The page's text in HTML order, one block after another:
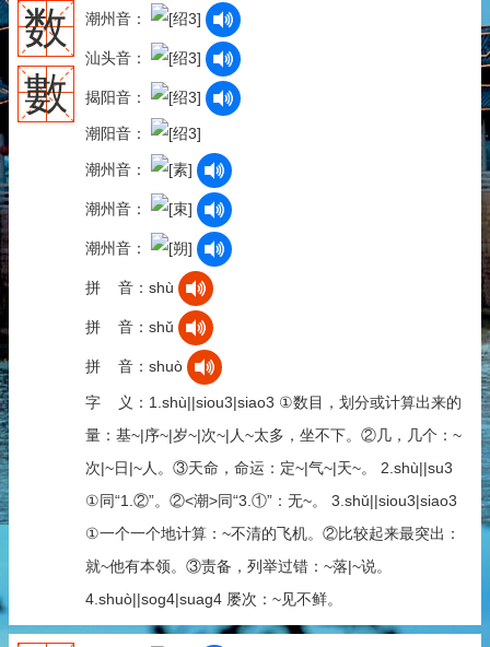
数
數
潮州音：
汕头音：
揭阳音：
潮阳音：
潮州音：
潮州音：
潮州音：
拼 音：shù
拼 音：shǔ
拼 音：shuò
字 义：1.shù||siou3|siao3 ①数目，划分或计算出来的
量：基~|序~|岁~|次~|人~太多，坐不下。②几，几个：~
次|~日|~人。③天命，命运：定~|气~|天~。 2.shù||su3
①同“1.②”。②<潮>同“3.①”：无~。 3.shǔ||siou3|siao3
①一个一个地计算：~不清的飞机。②比较起来最突出：
就~他有本领。③责备，列举过错：~落|~说。
4.shuò||sog4|suag4 屡次：~见不鲜。